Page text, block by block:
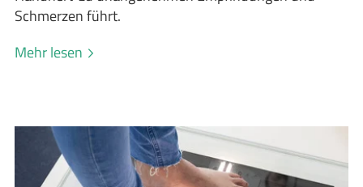
Schmerzen führt.
Mehr lesen